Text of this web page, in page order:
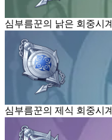
심부름꾼의 낡은 회중시계
심부름꾼의 제식 회중시계